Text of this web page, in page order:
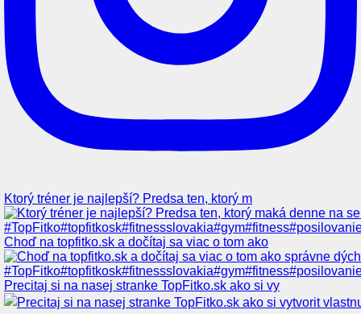
Ktorý tréner je najlepší? Predsa ten, ktorý m
Choď na topfitko.sk a dočítaj sa viac o tom ako
Precitaj si na nasej stranke TopFitko.sk ako si vy